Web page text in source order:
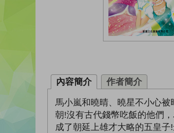
內容簡介 作者簡介
馬小嵐和曉晴、曉星不小心
朝!沒有古代錢幣吃飯的他們
成了朝延上雄才大略的五皇